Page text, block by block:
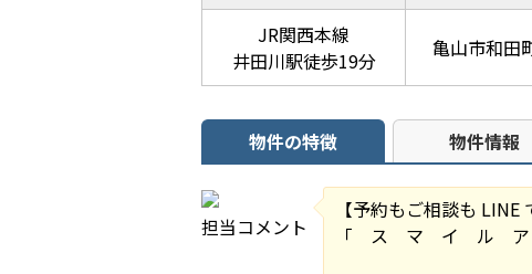
JR関西本線
井田川駅徒歩19分
亀山市和田
物件の特徴 物件情報
担当コメント
【予約もご相談も LINE
「 ス マ イ ル